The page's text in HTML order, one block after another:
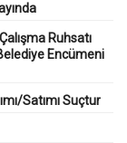
Ruhsatı
Encümeni
Satımı Suçtur